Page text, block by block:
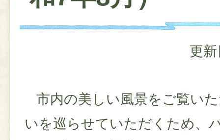
更
市内の美しい風景をご覧い
いを巡らせていただくため、